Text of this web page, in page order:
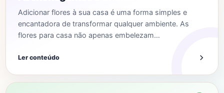
Adicionar flores à sua casa é uma forma simples e
encantadora de transformar qualquer ambiente. As
flores para casa não apenas embelezam…
Ler conteúdo